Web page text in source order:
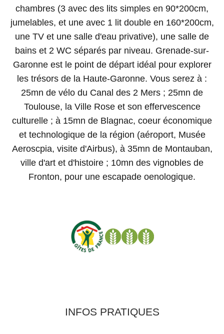
chambres (3 avec des lits simples en 90*200cm,
jumelables, et une avec 1 lit double en 160*200cm,
une TV et une salle d'eau privative), une salle de
bains et 2 WC séparés par niveau. Grenade-sur-
Garonne est le point de départ idéal pour explorer
les trésors de la Haute-Garonne. Vous serez à :
25mn de vélo du Canal des 2 Mers ; 25mn de
Toulouse, la Ville Rose et son effervescence
culturelle ; à 15mn de Blagnac, coeur économique
et technologique de la région (aéroport, Musée
Aeroscpia, visite d'Airbus), à 35mn de Montauban,
ville d'art et d'histoire ; 10mn des vignobles de
Fronton, pour une escapade oenologique.
INFOS PRATIQUES